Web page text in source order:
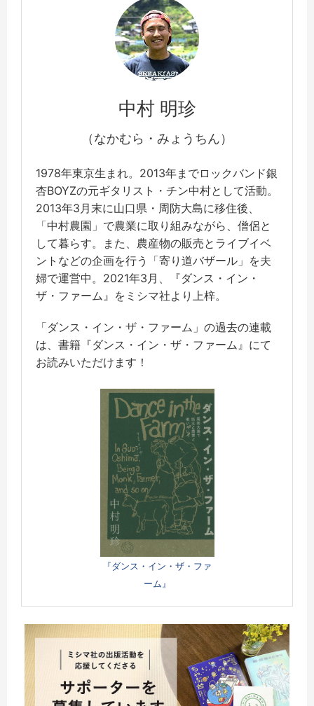
中村 明珍
（なかむら・みょうちん）
1978年東京生まれ。2013年までロックバンド銀
杏BOYZの元ギタリスト・チン中村として活動。
2013年3月末に山口県・周防大島に移住後、
「中村農園」で農業に取り組みながら、僧侶と
して暮らす。また、農産物の販売とライブイベ
ントなどの企画を行う「寄り道バザール」を夫
婦で運営中。2021年3月、『ダンス・イン・
ザ・ファーム』をミシマ社より上梓。
「ダンス・イン・ザ・ファーム」の過去の連載
は、書籍『ダンス・イン・ザ・ファーム』にて
お読みいただけます！
『ダンス・イン・ザ・ファ
ーム』